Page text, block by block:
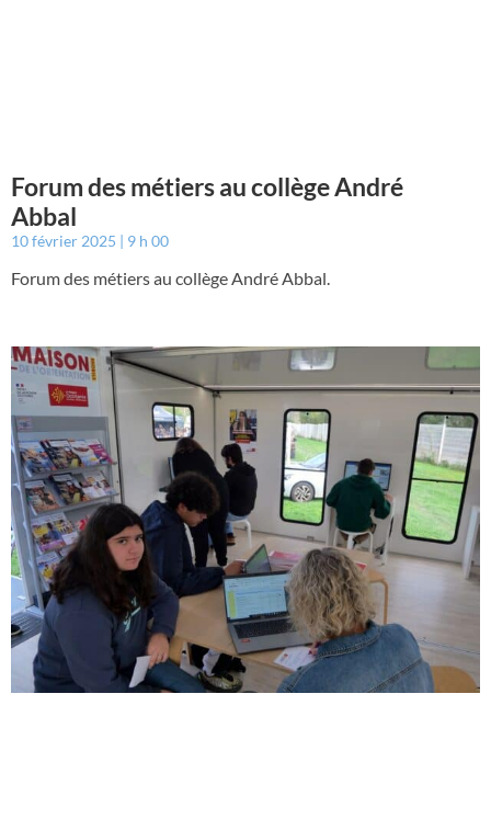
Forum des métiers au collège André
Abbal
10 février 2025 9 h 00
Forum des métiers au collège André Abbal.